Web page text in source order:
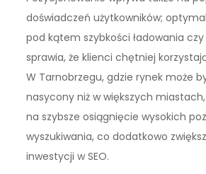
doświadczeń użytkowników;
pod kątem szybkości ładowania
sprawia, że klienci chętniej
W Tarnobrzegu, gdzie rynek może
nasycony niż w większych
na szybsze osiągnięcie wysokich
wyszukiwania, co dodatkowo
inwestycji w SEO.